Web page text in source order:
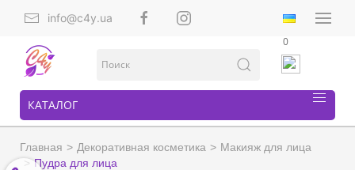
info@c4y.ua
0
КАТАЛОГ
Главная Декоративная косметика
Макияж для лица
Пудра для лица